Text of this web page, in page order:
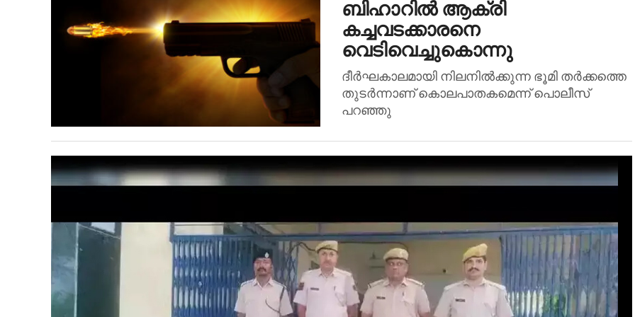
ബിഹാറിൽ ആക്രി
കച്ചവടക്കാരനെ
വെടിവെച്ചുകൊന്നു
ദീർഘകാലമായി നിലനിൽക്കുന്ന ഭൂമി തർക്കത്തെ
തുടർന്നാണ് കൊലപാതകമെന്ന് പൊലീസ്
പറഞ്ഞു